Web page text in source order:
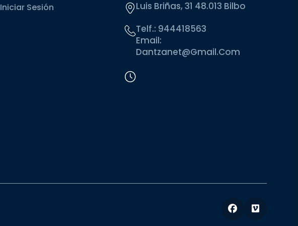
Iniciar Sesión
Luis Briñas, 31 48.013 Bilbo
Telf.: 944418563
Email:
Dantzanet@gmail.com
Facebook
Vimeo